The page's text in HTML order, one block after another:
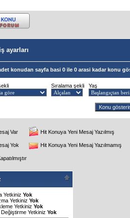
ayarları
konudan sayfa basi 0 ile 0 arasi kadar konu
Sıralama şekli Yaş
Var Hit Konuya Yeni Mesaj Yazılmış
Yok Hit Konuya Yeni Mesaj Yazılmamış
Yetkiniz Yok
Yetkiniz Yok
Yetkiniz Yok
Değiştirme Yetkiniz Yok